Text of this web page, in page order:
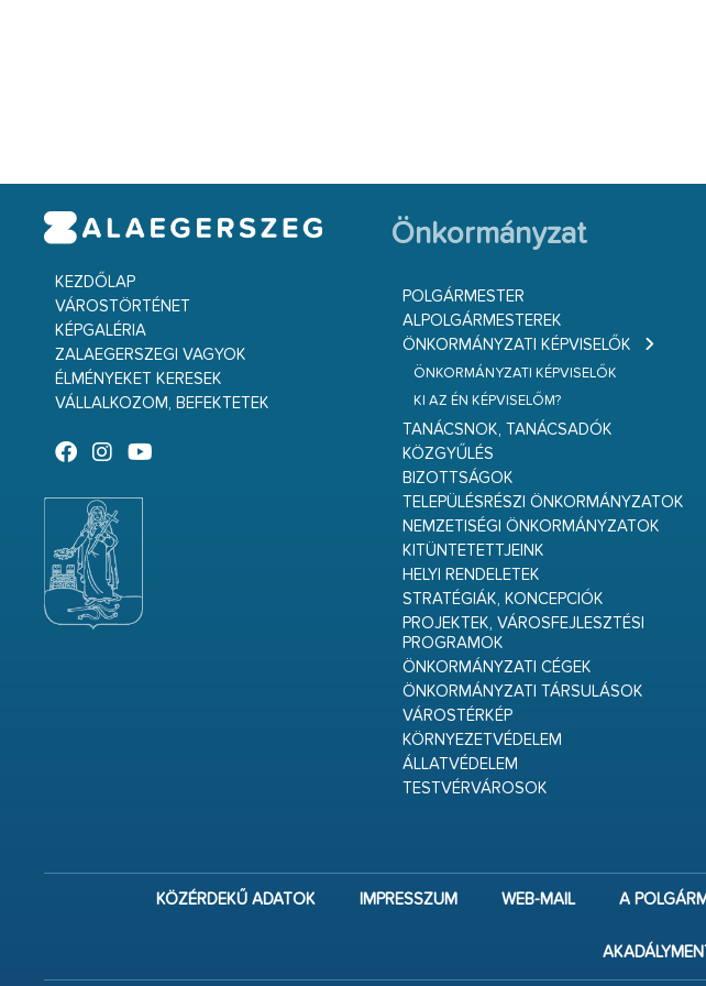
KEZDŐLAP
VÁROSTÖRTÉNET
KÉPGALÉRIA
ZALAEGERSZEGI VAGYOK
ÉLMÉNYEKET KERESEK
VÁLLALKOZOM, BEFEKTETEK
Önkormányzat
POLGÁRMESTER
ALPOLGÁRMESTEREK
ÖNKORMÁNYZATI KÉPVISELŐK
ÖNKORMÁNYZATI KÉPVISELŐK
KI AZ ÉN KÉPVISELŐM?
TANÁCSNOK, TANÁCSADÓK
KÖZGYŰLÉS
BIZOTTSÁGOK
TELEPÜLÉSRÉSZI ÖNKORMÁNYZATOK
NEMZETISÉGI ÖNKORMÁNYZATOK
KITÜNTETETTJEINK
HELYI RENDELETEK
STRATÉGIÁK, KONCEPCIÓK
PROJEKTEK, VÁROSFEJLESZTÉSI
PROGRAMOK
ÖNKORMÁNYZATI CÉGEK
ÖNKORMÁNYZATI TÁRSULÁSOK
VÁROSTÉRKÉP
KÖRNYEZETVÉDELEM
ÁLLATVÉDELEM
TESTVÉRVÁROSOK
KÖZÉRDEKŰ ADATOK IMPRESSZUM WEB-MAIL A